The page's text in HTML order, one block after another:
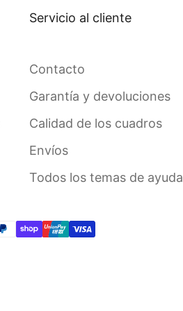
Servicio al cliente
Contacto
Garantía y devoluciones
Calidad de los cuadros
Envíos
Todos los temas de ayuda